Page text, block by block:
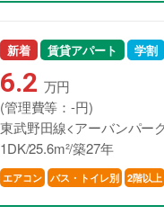
新着 賃貸アパート 学割
6.2 万円
(管理費等：-円)
東武野田線<アーバンパー
1DK/25.6m²/築27年
エアコン バス・トイレ別 2階以上